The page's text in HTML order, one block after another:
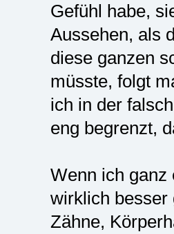
Gefühl habe,
Aussehen, als
diese ganzen
müsste, folgt
ich in der
eng begrenzt,
Wenn ich ganz
wirklich besser
Zähne,